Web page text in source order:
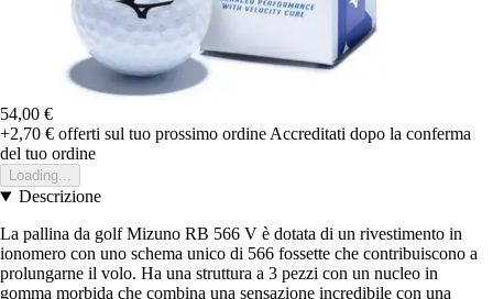
54,00 €
+2,70 € offerti sul tuo prossimo ordine Accreditati dopo la conferma
del tuo ordine
Loading...
Descrizione
La pallina da golf Mizuno RB 566 V è dotata di un rivestimento in
ionomero con uno schema unico di 566 fossette che contribuiscono a
prolungarne il volo. Ha una struttura a 3 pezzi con un nucleo in
gomma morbida che combina una sensazione incredibile con una